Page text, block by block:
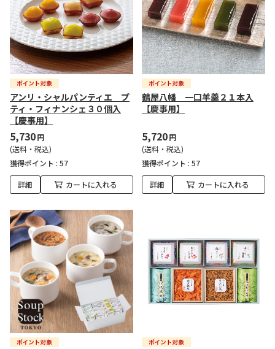
アンリ・シャルパンティエ プ
ティ・フィナンシェ３０個入
【慶事用】
5,730円
(送料・税込)
獲得ポイント : 57
詳細 カートに入れる
鶴屋八幡 一口羊羹２１本入
【慶事用】
5,720円
(送料・税込)
獲得ポイント : 57
詳細 カートに入れる